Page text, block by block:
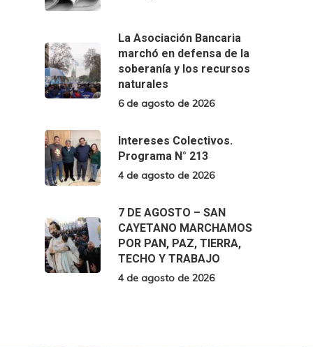
La Asociación Bancaria
marchó en defensa de la
soberanía y los recursos
naturales
6 de agosto de 2026
Intereses Colectivos.
Programa N° 213
4 de agosto de 2026
7 DE AGOSTO – SAN
CAYETANO MARCHAMOS
POR PAN, PAZ, TIERRA,
TECHO Y TRABAJO
4 de agosto de 2026